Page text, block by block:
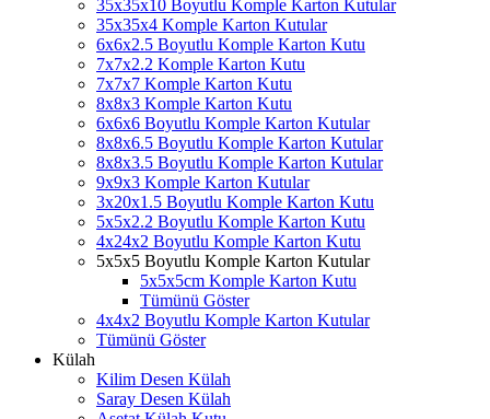
35x35x10 Boyutlu Komple Karton Kutular
35x35x4 Komple Karton Kutular
6x6x2.5 Boyutlu Komple Karton Kutu
7x7x2.2 Komple Karton Kutu
7x7x7 Komple Karton Kutu
8x8x3 Komple Karton Kutu
6x6x6 Boyutlu Komple Karton Kutular
8x8x6.5 Boyutlu Komple Karton Kutular
8x8x3.5 Boyutlu Komple Karton Kutular
9x9x3 Komple Karton Kutular
3x20x1.5 Boyutlu Komple Karton Kutu
5x5x2.2 Boyutlu Komple Karton Kutu
4x24x2 Boyutlu Komple Karton Kutu
5x5x5 Boyutlu Komple Karton Kutular
5x5x5cm Komple Karton Kutu
Tümünü Göster
4x4x2 Boyutlu Komple Karton Kutular
Tümünü Göster
Külah
Kilim Desen Külah
Saray Desen Külah